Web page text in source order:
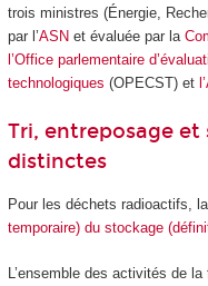
trois ministres (Énergie,
par l’ASN et évaluée par la
l’Office parlementaire
technologiques (OPECST) et
Tri, entreposage
distinctes
Pour les déchets radioactifs,
temporaire) du stockage
L’ensemble des activités de